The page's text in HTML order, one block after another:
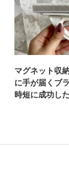
マグネット収
に手が届くブ
時短に成功し